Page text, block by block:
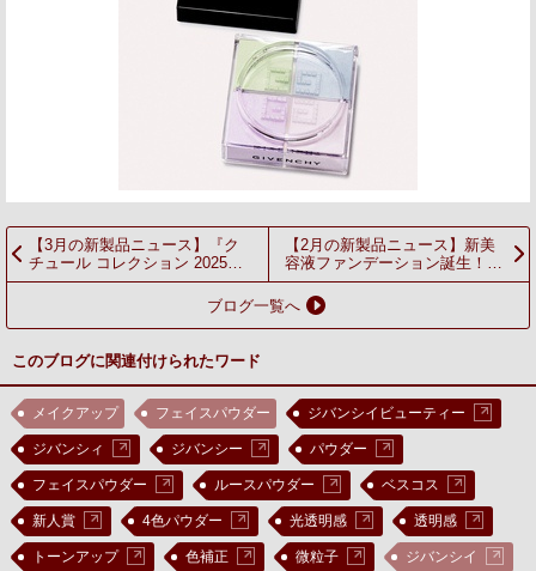
【3月の新製品ニュース】『ク
チュール コレクション 2025』
が登場！クリーム コンパクトの
レフィルや、新フレグランスも
【2月の新製品ニュース】新美
容液ファンデーション誕生！
「プリズム・リーブル」の限定
トラベルサイズ、新作フレグラ
ンスなど
ブログ一覧へ
このブログに関連付けられたワード
メイクアップ フェイスパウダー ジバンシイビューティー
ジバンシィ ジバンシー パウダー
フェイスパウダー ルースパウダー ベスコス
新人賞 4色パウダー 光透明感 透明感
トーンアップ 色補正 微粒子 ジバンシイ